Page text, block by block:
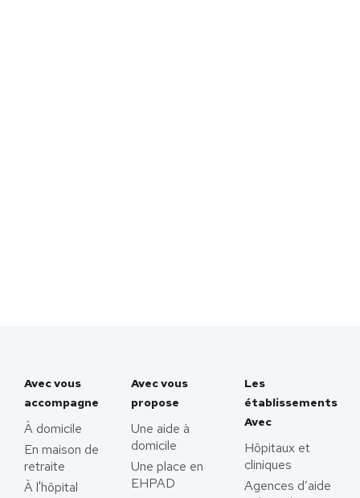
Avec vous
accompagne
À domicile
En maison de
retraite
À l'hôpital
Avec vous
propose
Une aide à
domicile
Une place en
EHPAD
Les
établissements
Avec
Hôpitaux et
cliniques
Agences d’aide